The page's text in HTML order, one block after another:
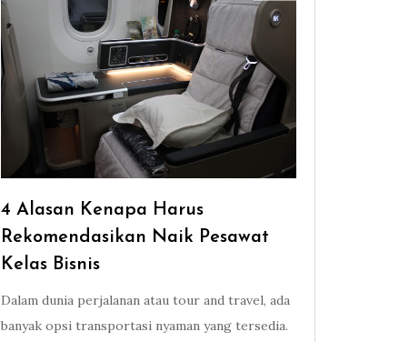
4 Alasan Kenapa Harus
Rekomendasikan Naik Pesawat
Kelas Bisnis
Dalam dunia perjalanan atau tour and travel, ada
banyak opsi transportasi nyaman yang tersedia.